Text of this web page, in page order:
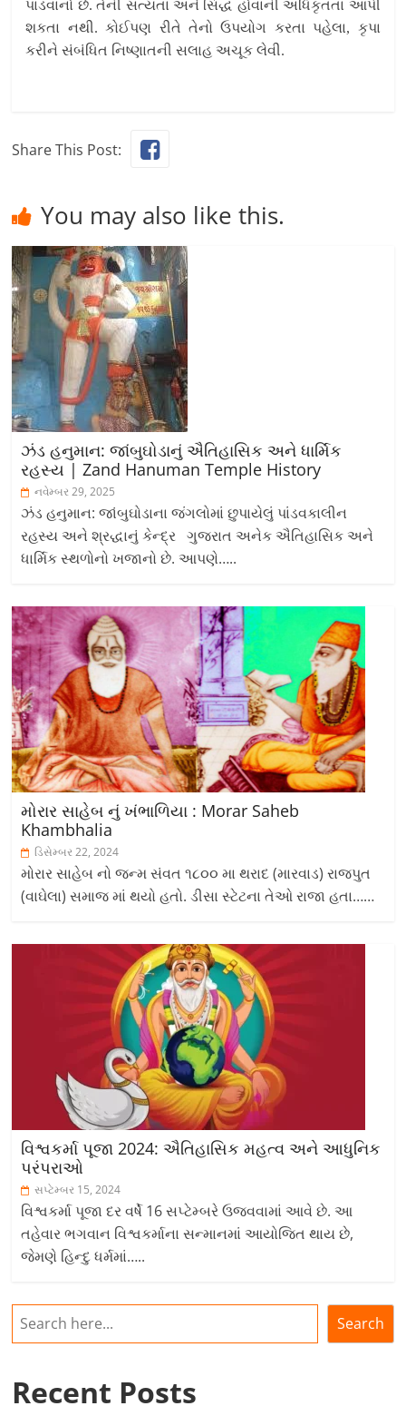
પાડવાનો છે. તેની સત્યતા અને સિદ્ધ હોવાની અધિકૃતતા આપી
શકતા નથી. કોઈપણ રીતે તેનો ઉપયોગ કરતા પહેલા, કૃપા
કરીને સંબંધિત નિષ્ણાતની સલાહ અચૂક લેવી.
Share This Post:
You may also like this.
ઝંડ હનુમાન: જાંબુઘોડાનું ઐતિહાસિક અને ધાર્મિક
રહસ્ય | Zand Hanuman Temple History
નવેમ્બર 29, 2025
ઝંડ હનુમાન: જાંબુઘોડાના જંગલોમાં છુપાયેલું પાંડવકાલીન
રહસ્ય અને શ્રદ્ધાનું કેન્દ્ર ગુજરાત અનેક ઐતિહાસિક અને
ધાર્મિક સ્થળોનો ખજાનો છે. આપણે…..
મોરાર સાહેબ નું ખંભાળિયા : Morar Saheb
Khambhalia
ડિસેમ્બર 22, 2024
મોરાર સાહેબ નો જન્મ સંવત ૧૮૦૦ મા થરાદ (મારવાડ) રાજપુત
(વાઘેલા) સમાજ માં થયો હતો. ડીસા સ્ટેટના તેઓ રાજા હતા……
વિશ્વકર્મા પૂજા 2024: ઐતિહાસિક મહત્વ અને આધુનિક
પરંપરાઓ
સપ્ટેમ્બર 15, 2024
વિશ્વકર્મા પૂજા દર વર્ષે 16 સપ્ટેમ્બરે ઉજવવામાં આવે છે. આ
તહેવાર ભગવાન વિશ્વકર્માના સન્માનમાં આયોજિત થાય છે,
જેમણે હિન્દુ ધર્મમાં…..
Search
Recent Posts